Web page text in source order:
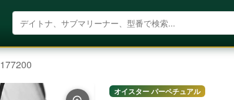
商品を検索
177200
オイスター パーペチュアル